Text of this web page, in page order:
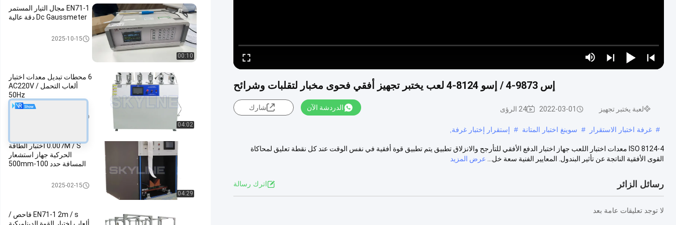
إس 9873-4 / إسو 8124-4 لعب يختبر تجهيز أفقي فحوى مخبار لتقلبات وشرائح
لعبة يختبر تجهيز 2022-03-01 24 الرؤى الدردشة الآن شارك
# غرفة اختبار الاستقرار # سوينغ اختبار المتانة # إستقرار إختبار غرفة,
ISO 8124-4 معدات اختبار اللعب جهاز اختبار الدفع الأفقي للتأرجح والانزلاق تطبيق يتم تطبيق قوة أفقية في نفس الوقت عند كل نقطة تعليق لمحاكاة
القوى الأفقية الناتجة عن تأثير البندول. المعايير الفنية سعة خل...
عرض المزيد
رسائل الزائر اترك رسالة
لا توجد تعليقات عامة بعد
00:10
EN71-1 مجال التيار المستمر
Dc Gaussmeter دقة عالية
2025-10-15
04:02
6 محطات تبديل معدات اختبار
ألعاب التحمل AC220V /
50Hz
04:29
0.007M / S اختبار الطاقة
الحركية جهاز استشعار
المسافة حدد 100-500mm
2025-02-15
EN71-1 2m / s فاحص /